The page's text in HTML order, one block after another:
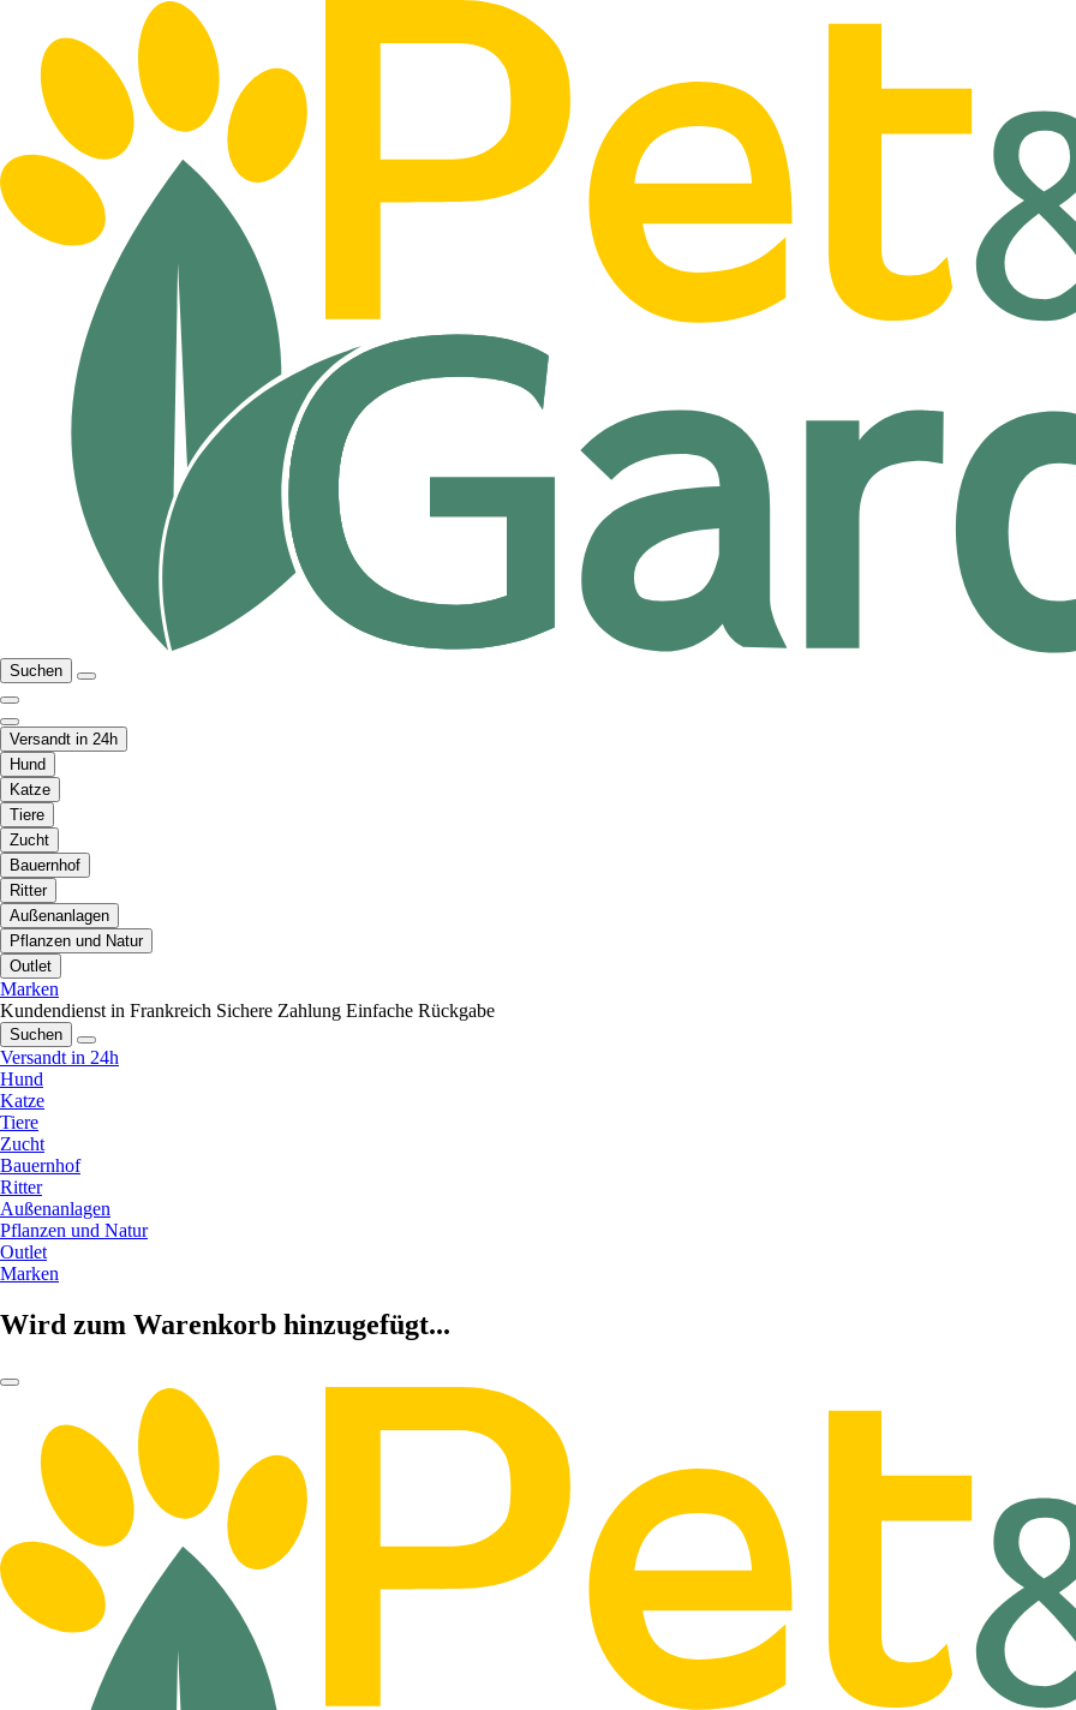
Suchen
Versandt in 24h
Hund
Katze
Tiere
Zucht
Bauernhof
Ritter
Außenanlagen
Pflanzen und Natur
Outlet
Marken
Kundendienst in Frankreich Sichere Zahlung Einfache Rückgabe
Suchen
Versandt in 24h
Hund
Katze
Tiere
Zucht
Bauernhof
Ritter
Außenanlagen
Pflanzen und Natur
Outlet
Marken
Wird zum Warenkorb hinzugefügt...